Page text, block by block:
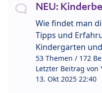
NEU:
Wie findet man
Tipps und
Kindergarten
53 Themen / 172
Letzter Beitrag von
13. Okt 2025 22:40